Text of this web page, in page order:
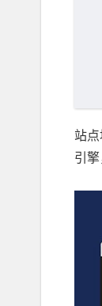
站
引